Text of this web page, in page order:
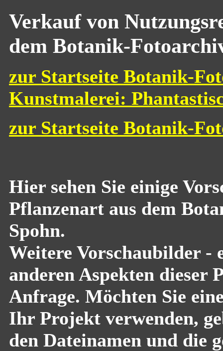
Verkauf von
dem Botanik-
zur Startseite Botanik-
Kunstmalerei:
zur Startseite Botanik-
Hier sehen Sie einige
Pflanzenart aus dem
Spohn.
Weitere Vorschaubilder -
anderen Aspekten dieser
Anfrage. Möchten Sie
Ihr Projekt verwenden,
den Dateinamen und die